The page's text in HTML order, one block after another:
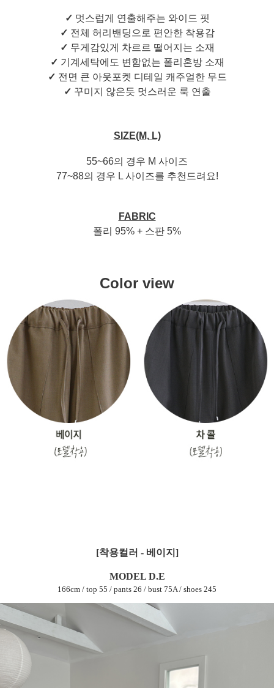
✓ 멋스럽게 연출해주는 와이드 핏
✓ 전체 허리밴딩으로 편안한 착용감
✓ 무게감있게 차르르 떨어지는 소재
✓ 기계세탁에도 변함없는 폴리혼방 소재
✓ 전면 큰 아웃포켓 디테일 캐주얼한 무드
✓ 꾸미지 않은듯 멋스러운 룩 연출
SIZE(M, L)
55~66의 경우 M 사이즈
77~88의 경우 L 사이즈를 추천드려요!
FABRIC
폴리 95% + 스판 5%
Color view
[착용컬러 - 베이지]
MODEL D.E
166cm / top 55 / pants 26 / bust 75A / shoes 245